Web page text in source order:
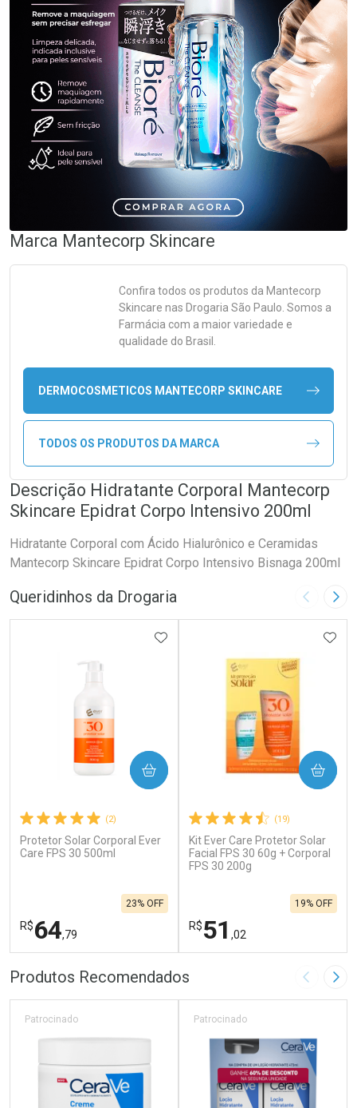
Marca Mantecorp Skincare
Confira todos os produtos da Mantecorp
Skincare nas Drogaria São Paulo. Somos a
Farmácia com a maior variedade e
qualidade do Brasil.
DERMOCOSMETICOS MANTECORP SKINCARE
TODOS OS PRODUTOS DA MARCA
Descrição Hidratante Corporal Mantecorp
Skincare Epidrat Corpo Intensivo 200ml
Hidratante Corporal com Ácido Hialurônico e Ceramidas
Mantecorp Skincare Epidrat Corpo Intensivo Bisnaga 200ml
Queridinhos da Drogaria Imagem
(2)
Protetor Solar Corporal Ever
Care FPS 30 500ml
R$64,79
23% OFF
ADICIONAR AOS FAVORITOS
COMPRAR
FECHAR
Laboratório
FECHAR
Por Menos
(19)
Kit Ever Care Protetor Solar
Facial FPS 30 60g + Corporal
FPS 30 200g
R$51 ,02
19% OFF
COMPRAR
Laboratório
Por Menos
Produtos Recomendados Imagem
Patrocinado Patrocinado